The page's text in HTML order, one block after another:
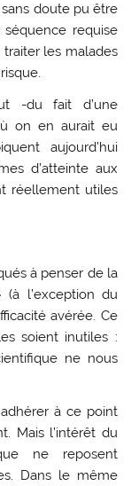
doute pu être
requise
les malades
-du fait d’une
on en aurait eu
aujourd’hui
d’atteinte aux
réellement utiles
à penser de la
l’exception du
avérée. Ce
soient inutiles :
ne nous
à ce point
Mais l’intérêt du
ne reposent
Dans le même